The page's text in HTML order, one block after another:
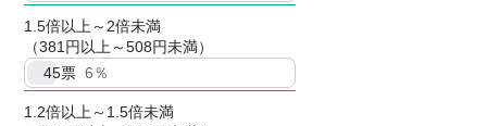
1.5倍以上～2倍未満
（381円以上～508円未満）
45票 6％
1.2倍以上～1.5倍未満